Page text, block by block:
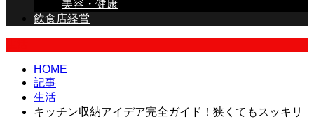
美容・健康
飲食店経営
HOME
記事
生活
キッチン収納アイデア完全ガイド！狭くてもスッキリ